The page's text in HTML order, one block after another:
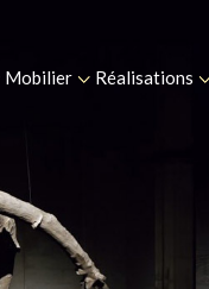
Mobilier Réalisations